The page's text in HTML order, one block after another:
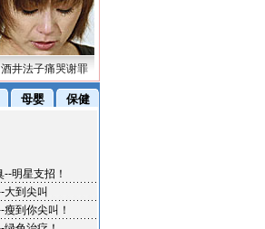
酒井法子痛哭谢罪